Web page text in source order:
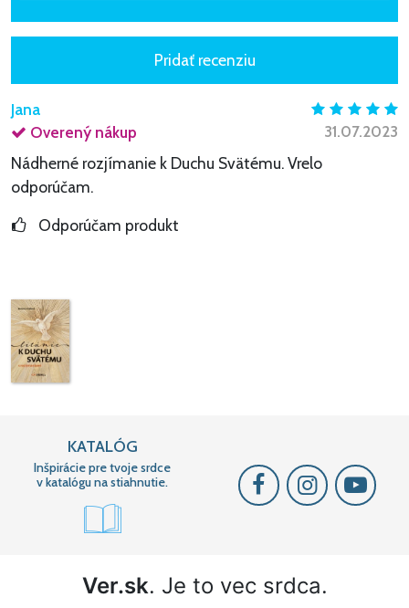
Jana
Overený nákup
31.07.2023
Nádherné rozjímanie k Duchu Svätému. Vrelo
odporúčam.
Odporúčam produkt
KATALÓG
Inšpirácie pre tvoje srdce
v katalógu na stiahnutie.
Ver.sk. Je to vec srdca.